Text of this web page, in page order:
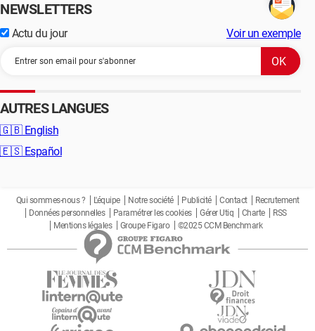
NEWSLETTERS
Actu du jour Voir un exemple
AUTRES LANGUES
🇬🇧 English
🇪🇸 Español
Qui sommes-nous ? L'équipe Notre société Publicité Contact
Recrutement
Données personnelles
Paramétrer les cookies Gérer Utiq Charte
RSS
Mentions légales
Groupe Figaro ©2025 CCM Benchmark